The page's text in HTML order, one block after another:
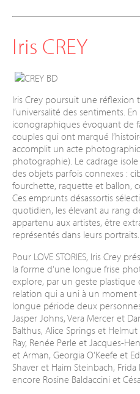
Iris CREY
Iris Crey poursuit une réflexion
l’universalité des sentiments.
iconographiques évoquant de
couples qui ont marqué
accomplit un acte
photographie). Le cadrage
des objets parfois connexes :
fourchette, raquette et ballon,
Ces emprunts désassortis
quotidien, les élevant au rang
appartenu aux artistes, être
représentés dans leurs portraits.
Pour LOVE STORIES, Iris Crey
la forme d’une longue frise
explore, par un geste plastique
relation qui a uni à un
longue période deux
Jasper Johns, Vera Mercer et
Balthus, Alice Springs et
Ray, Renée Perle et Jacques-
et Arman, Georgia O’Keefe et
Shaver et Haim Steinbach,
encore Rosine Baldaccini et